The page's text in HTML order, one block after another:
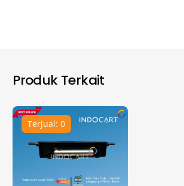
Produk Terkait
Terjual: 0